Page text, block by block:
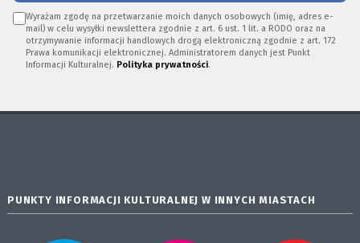
Wyrażam zgodę na przetwarzanie moich danych osobowych (imię, adres e-
mail) w celu wysyłki newslettera zgodnie z art. 6 ust. 1 lit. a RODO oraz na
otrzymywanie informacji handlowych drogą elektroniczną zgodnie z art. 172
Prawa komunikacji elektronicznej. Administratorem danych jest Punkt
Informacji Kulturalnej. Polityka prywatności.
PUNKTY INFORMACJI KULTURALNEJ W INNYCH MIASTACH